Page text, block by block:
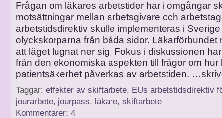
Frågan om läkares arbetstider har i omgångar
motsättningar mellan arbetsgivare och
arbetstidsdirektiv skulle implementeras i
olyckskorparna från båda sidor. Läkarförbundet
att läget lugnat ner sig. Fokus i diskussionen
från den ekonomiska aspekten till frågor om hur
patientsäkerhet påverkas av arbetstiden.
Taggar: effekter av skiftarbete, EUs arbetstidsdirektiv
jourarbete, jourpass, läkare, skiftarbete
Kommentarer: 4